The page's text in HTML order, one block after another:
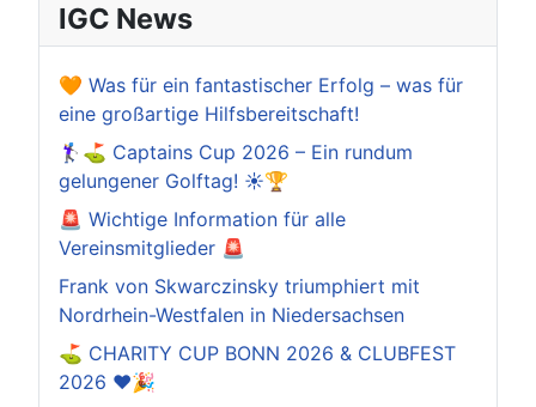
IGC News
🧡 Was für ein fantastischer Erfolg – was für
eine großartige Hilfsbereitschaft!
🏌️‍♀️⛳ Captains Cup 2026 – Ein rundum
gelungener Golftag! ☀️🏆
🚨 Wichtige Information für alle
Vereinsmitglieder 🚨
Frank von Skwarczinsky triumphiert mit
Nordrhein-Westfalen in Niedersachsen
⛳️ CHARITY CUP BONN 2026 & CLUBFEST
2026 ❤️🎉